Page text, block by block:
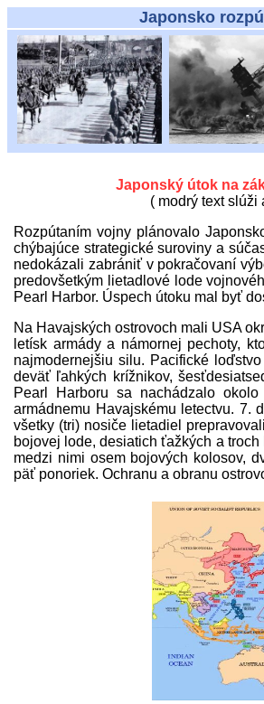
Japonsko rozpútalo
Japonský útok na
( modrý text
Rozpútaním vojny plánovalo
chýbajúce strategické suroviny a
nedokázali zabrániť v pokračovaní
predovšetkým lietadlové lode
Pearl Harbor. Úspech útoku mal byť
Na Havajských ostrovoch mali USA
letísk armády a námornej pechoty,
najmodernejšiu silu. Pacifické
deväť ľahkých krížnikov,
Pearl Harboru sa nachádzalo
armádnemu Havajskému letectvu. 7.
všetky (tri) nosiče lietadiel
bojovej lode, desiatich ťažkých a
medzi nimi osem bojových kolosov,
päť ponoriek. Ochranu a obranu